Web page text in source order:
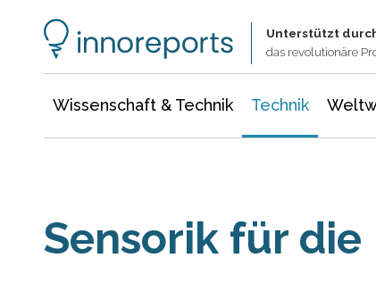
Unterstützt
das revolutionäre
Wissenschaft & Technik Technik
Sensorik für